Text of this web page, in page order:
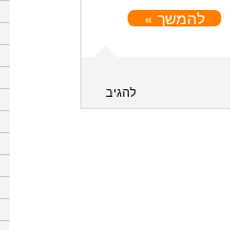
להמשך »
להגיב